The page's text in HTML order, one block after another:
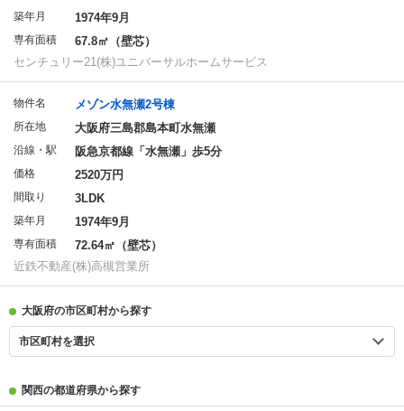
築年月 1974年9月
専有面積
67.8㎡（壁芯）
センチュリー21(株)ユニバーサルホームサービス
物件名 メゾン水無瀬2号棟
所在地 大阪府三島郡島本町水無瀬
沿線・駅 阪急京都線「水無瀬」歩5分
価格 2520万円
間取り 3LDK
築年月 1974年9月
専有面積
72.64㎡（壁芯）
近鉄不動産(株)高槻営業所
大阪府の市区町村から探す
市区町村を選択
関西の都道府県から探す